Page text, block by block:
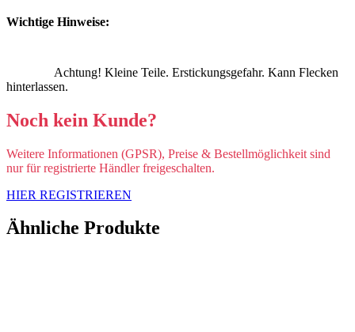
Wichtige Hinweise:
Achtung! Kleine Teile. Erstickungsgefahr. Kann Flecken
hinterlassen.
Noch kein Kunde?
Weitere Informationen (GPSR), Preise & Bestellmöglichkeit sind
nur für registrierte Händler freigeschalten.
HIER REGISTRIEREN
Ähnliche Produkte